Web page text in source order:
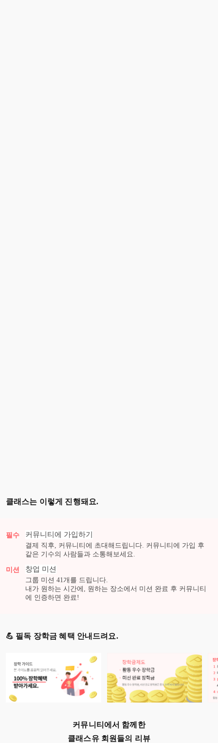
클래스는 이렇게 진행돼요.
필수 커뮤니티에 가입하기
결제 직후, 커뮤니티에 초대해드립니다. 커뮤니티에 가입 후
같은 기수의 사람들과 소통해보세요.
미션 창업 미션
그룹 미션 41 개를 드립니다.
내가 원하는 시간에, 원하는 장소에서 미션 완료 후 커뮤니티
에 인증하면 완료!
💪 필독 장학금 혜택 안내드려요.
커뮤니티에서 함께한
클래스유 회원들의 리뷰